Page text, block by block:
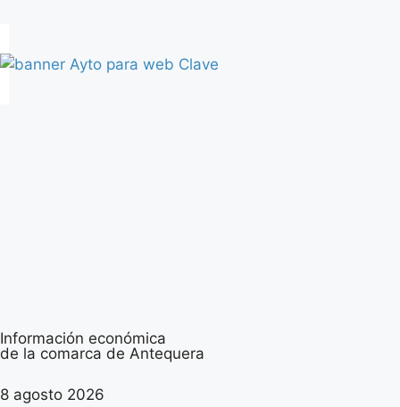
Información económica
de la comarca de Antequera
8 agosto 2026